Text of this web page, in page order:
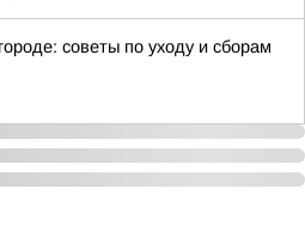
советы по уходу и сборам